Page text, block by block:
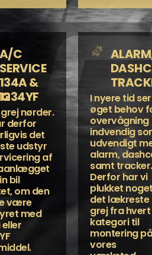
A/C
SERVICE
134A &
nørder.
derfor
det
udstyr
af
bil
om den
være
med
eller
I nyere tid
øget behov
overvågning
indvendig
udvendigt
alarm,
samt tracker.
Derfor har vi
plukket
det lækreste
grej fra hvert
kategori til
montering
vores